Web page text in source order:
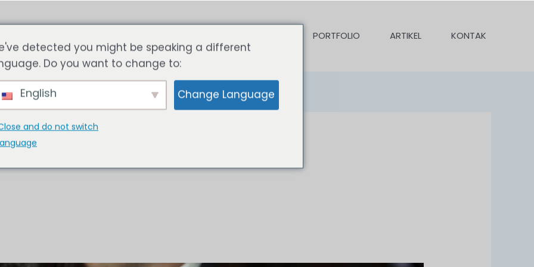
PORTFOLIO ARTIKEL KONTAK
detected you might be speaking a different
Do you want to change to:
English Change Language
and do not switch